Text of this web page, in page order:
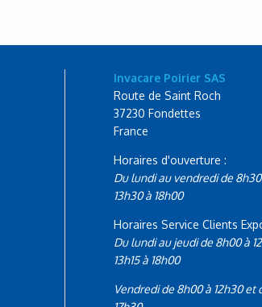
Invacare Poirier SAS
Route de Saint Roch
37230 Fondettes
France
Horaires d'ouverture :
Du lundi au vendredi de
13h30 à 18h00
Horaires Service Clients
Du lundi au jeudi de 8h00 à
13h15 à 18h00
Vendredi de 8h00 à 12h30 et